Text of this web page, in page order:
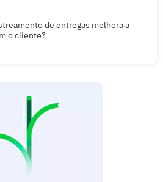
de entregas melhora a
o cliente?